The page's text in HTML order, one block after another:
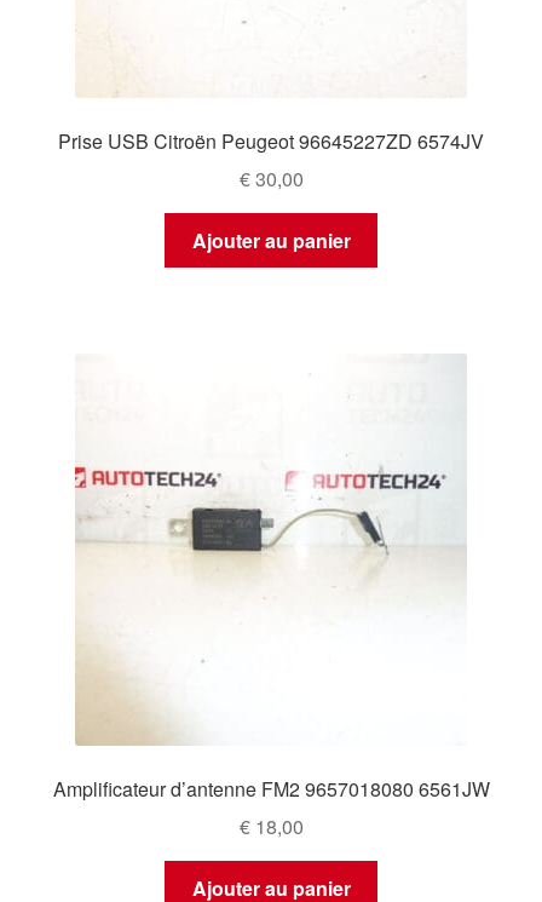
Prise USB Citroën Peugeot 96645227ZD 6574JV
€30,00
Ajouter au panier
Amplificateur d’antenne FM2 9657018080 6561JW
€18,00
Ajouter au panier